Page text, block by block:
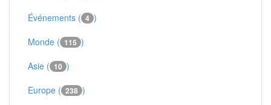
Événements ( 4 )
Monde ( 115 )
Asie ( 10 )
Europe ( 238 )